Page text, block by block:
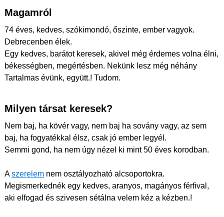
Magamról
74 éves, kedves, szókimondó, őszinte, ember vagyok.
Debrecenben élek.
Egy kedves, barátot keresek, akivel még érdemes volna élni,
békességben, megértésben. Nekünk lesz még néhány
Tartalmas évünk, együtt.! Tudom.
Milyen társat keresek?
Nem baj, ha kövér vagy, nem baj ha sovány vagy, az sem
baj, ha fogyatékkal élsz, csak jó ember legyél.
Semmi gond, ha nem úgy nézel ki mint 50 éves korodban.
Aszerelem nem osztályozható alcsoportokra.
Megismerkednék egy kedves, aranyos, magányos férfival,
aki elfogad és szivesen sétálna velem kéz a kézben.!